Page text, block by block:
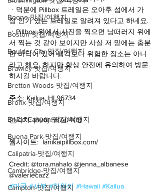
Boone-맛집/여행지
Boston-맛집/여행지
Boulder City-맛집/여행지
Brawley-맛집/여행지
Bretton Woods-맛집/여행지
Bronx-맛집/여행지
Bryce Canyon-맛집/여행지
Buena Park-맛집/여행지
Calipatria-맛집/여행지
Cambridge-맛집/여행지
Campton-맛집/여행지
ㆍ덕분에 Pillbox 트레일은 오아후 섬에서 가
장 인기 있는 트레일로 알려져 있다고 하네요.
ㆍPillbox 위에서 사진을 찍으면 낭떠러지 위에
서 찍는 것 같아 보이지만 사실 저 밑에는 충분
한 바닥이 있어 생각보다 위험한 장소는 아니
라고 해요. 하지만 항상 안전에 유의하여 방문
하시길 바랍니다.
주소: Kailua, HI 96734
연락처: (808) 587-0400
웹사이트:  lanikaipillbox.com/
Credit: @tora.mahalo @jenna_albanese
@valeriecazz
#미국 #서부 #하와이 #Hawaii #Kailua